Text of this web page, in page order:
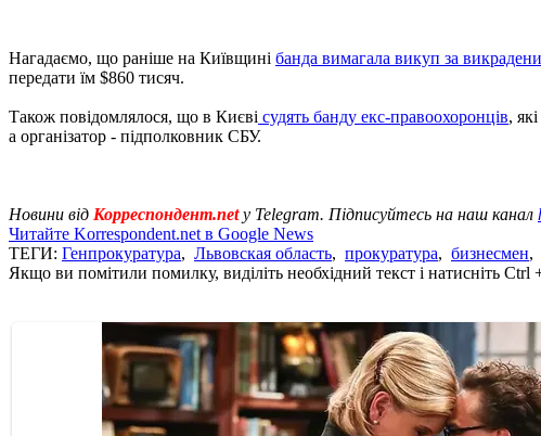
Нагадаємо, що раніше на Київщині банда вимагала викуп за
передати їм $860 тисяч.
Також повідомлялося, що в Києві судять банду екс-правоохоронців,
а організатор - підполковник СБУ.
Новини від Корреспондент.netу Telegram. Підписуйтесь на наш канал
Читайте Korrespondent.net в Google News
ТЕГИ: Генпрокуратура, Львовская область, прокуратура, бизнесмен,
Якщо ви помітили помилку, виділіть необхідний текст і натисніть